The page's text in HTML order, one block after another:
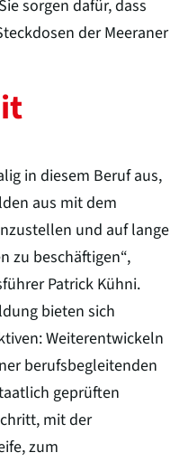
sorgen dafür, dass
der Meeraner
in diesem Beruf aus,
aus mit dem
und auf lange
zu beschäftigen“,
Patrick Kühni.
bieten sich
Weiterentwickeln
berufsbegleitenden
geprüften
mit der
zum